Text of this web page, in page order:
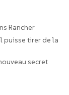
Rancher
puisse tirer de la
secret